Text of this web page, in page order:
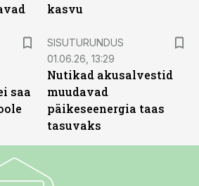
kasvu
saa
SISUTURUNDUS
01.06.26, 13:29
Nutikad akusalvestid
muudavad
päikeseenergia taas
tasuvaks